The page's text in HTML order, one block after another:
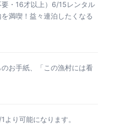
・16才以上）6/15レンタル
満喫！益々連泊したくなる
お手紙、「この漁村には看
り可能になります。